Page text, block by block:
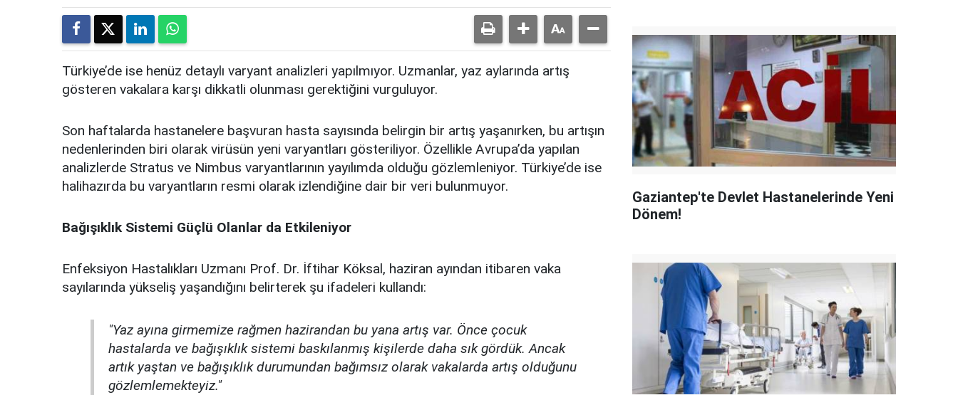
Türkiye’de ise henüz detaylı varyant analizleri yapılmıyor. Uzmanlar, yaz aylarında artış
gösteren vakalara karşı dikkatli olunması gerektiğini vurguluyor.
Son haftalarda hastanelere başvuran hasta sayısında belirgin bir artış yaşanırken, bu artışın
nedenlerinden biri olarak virüsün yeni varyantları gösteriliyor. Özellikle Avrupa’da yapılan
analizlerde Stratus ve Nimbus varyantlarının yayılımda olduğu gözlemleniyor. Türkiye’de ise
halihazırda bu varyantların resmi olarak izlendiğine dair bir veri bulunmuyor.
Bağışıklık Sistemi Güçlü Olanlar da Etkileniyor
Enfeksiyon Hastalıkları Uzmanı Prof. Dr. İftihar Köksal, haziran ayından itibaren vaka
sayılarında yükseliş yaşandığını belirterek şu ifadeleri kullandı:
"Yaz ayına girmemize rağmen hazirandan bu yana artış var. Önce çocuk
hastalarda ve bağışıklık sistemi baskılanmış kişilerde daha sık gördük. Ancak
artık yaştan ve bağışıklık durumundan bağımsız olarak vakalarda artış olduğunu
gözlemlemekteyiz."
Gaziantep'te Devlet Hastanelerinde Yeni
Dönem!